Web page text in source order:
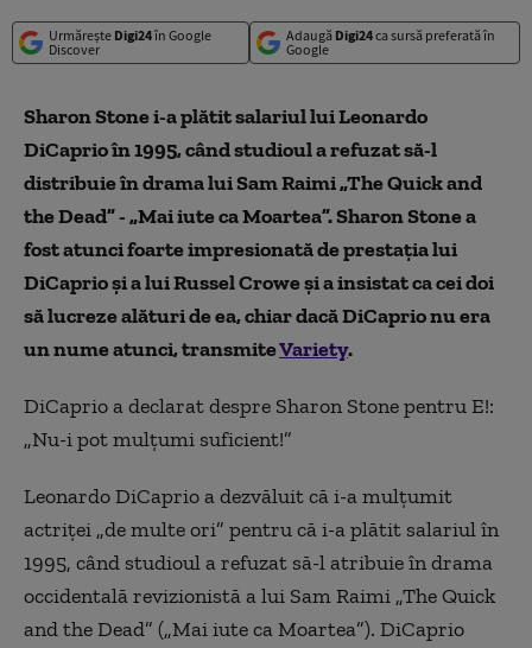
Urmărește Digi24în Google
Discover
Adaugă Digi24ca sursă preferată în
Google
Sharon Stone i-a plătit salariul lui Leonardo
DiCaprio în 1995, când studioul a refuzat să-l
distribuie în drama lui Sam Raimi „The Quick and
the Dead” - „Mai iute ca Moartea”. Sharon Stone a
fost atunci foarte impresionată de prestația lui
DiCaprio și a lui Russel Crowe și a insistat ca cei doi
să lucreze alături de ea, chiar dacă DiCaprio nu era
un nume atunci, transmiteVariety.
DiCaprio a declarat despre Sharon Stone pentru E!:
„Nu-i pot mulțumi suficient!”
Leonardo DiCaprio a dezvăluit că i-a mulțumit
actriței „de multe ori” pentru că i-a plătit salariul în
1995, când studioul a refuzat să-l atribuie în drama
occidentală revizionistă a lui Sam Raimi „The Quick
and the Dead” („Mai iute ca Moartea”). DiCaprio